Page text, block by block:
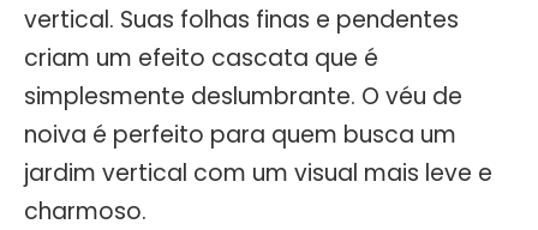
vertical. Suas folhas finas e pendentes
criam um efeito cascata que é
simplesmente deslumbrante. O véu de
noiva é perfeito para quem busca um
jardim vertical com um visual mais leve e
charmoso.